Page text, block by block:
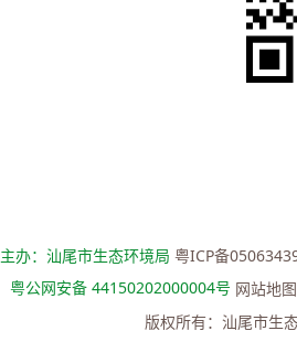
主办：汕尾市生态环境局粤ICP备
粤公网安备 44150202000004号 网站地图
版权所有：汕尾市生